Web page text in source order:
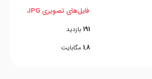
فایل‌های تصویری JPG
191 بازدید
1.8 مگابایت